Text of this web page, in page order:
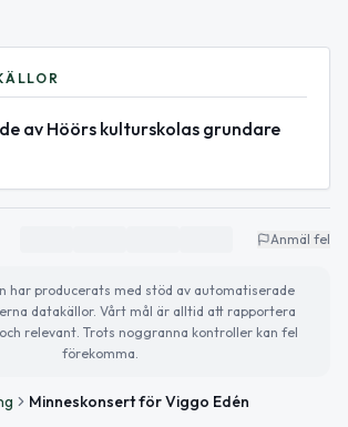
av Höörs kulturskolas grundare
Anmäl fel
har producerats med stöd av automatiserade
datakällor. Vårt mål är alltid att rapportera
relevant. Trots noggranna kontroller kan fel
förekomma.
Minneskonsert för Viggo Edén